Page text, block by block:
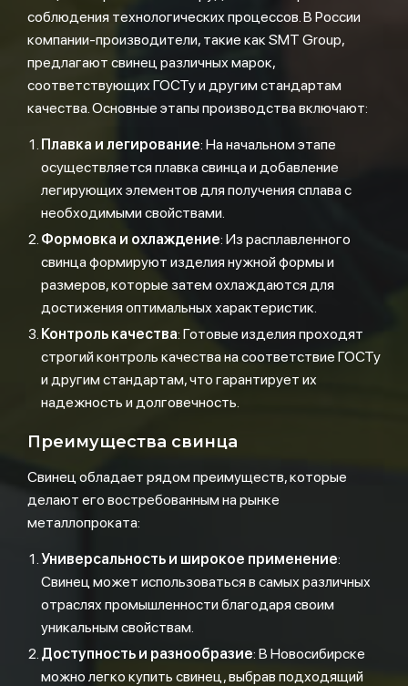
соблюдения технологических процессов. В России
компании-производители, такие как SMT Group,
предлагают свинец различных марок,
соответствующих ГОСТу и другим стандартам
качества. Основные этапы производства включают:
Плавка и легирование: На начальном этапе
осуществляется плавка свинца и добавление
легирующих элементов для получения сплава с
необходимыми свойствами.
Формовка и охлаждение: Из расплавленного
свинца формируют изделия нужной формы и
размеров, которые затем охлаждаются для
достижения оптимальных характеристик.
Контроль качества: Готовые изделия проходят
строгий контроль качества на соответствие ГОСТу
и другим стандартам, что гарантирует их
надежность и долговечность.
Преимущества свинца
Свинец обладает рядом преимуществ, которые
делают его востребованным на рынке
металлопроката:
Универсальность и широкое применение:
Свинец может использоваться в самых различных
отраслях промышленности благодаря своим
уникальным свойствам.
Доступность и разнообразие: В Новосибирске
можно легко купить свинец, выбрав подходящий